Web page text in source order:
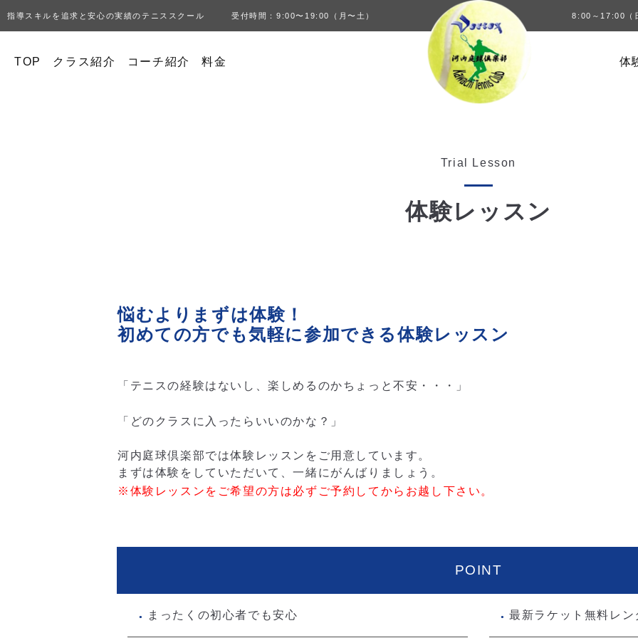
指導スキルを追求と安心の実績のテニススクール 受付時間：9:00〜19:00（月〜土） 8:00～17:00
TOP クラス紹介 コーチ紹介 料金 体
Trial Lesson
体験レッスン
悩むよりまずは体験！
初めての方でも気軽に参加できる体験レッスン
「テニスの経験はないし、楽しめるのかちょっと不安・・・」
「どのクラスに入ったらいいのかな？」
河内庭球倶楽部では体験レッスンをご用意しています。
まずは体験をしていただいて、一緒にがんばりましょう。
※体験レッスンをご希望の方は必ずご予約してからお越し下さい。
POINT
● まったくの初心者でも安心 ● 最新ラケット無料レン